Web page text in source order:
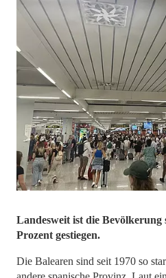
Landesweit ist die Bevölkerung
Prozent gestiegen.
Die Balearen sind seit 1970 so